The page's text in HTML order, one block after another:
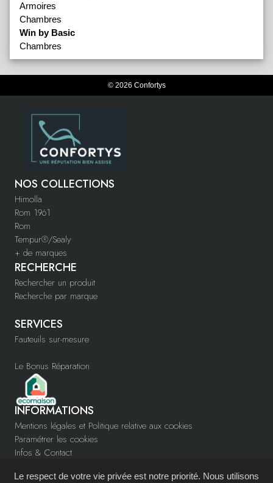
Armoires
Chambres
Win by Basic
Chambres
© 2026 Confortys
NOS COLLECTIONS
Himolla
Rom 1961
Rom
Tempur®/Sealy
+ de marques
RECHERCHE
Rechercher un produit
Recherche par marque
SERVICES
Fauteuils sur-mesure
Le Bonus Réparation
INFORMATIONS
Mentions légales et Politique relative aux cookies
Paramétrer les cookies
Infos & Contact
Devenir partenaire
Le respect de votre vie privée est notre priorité. Nous utilisons